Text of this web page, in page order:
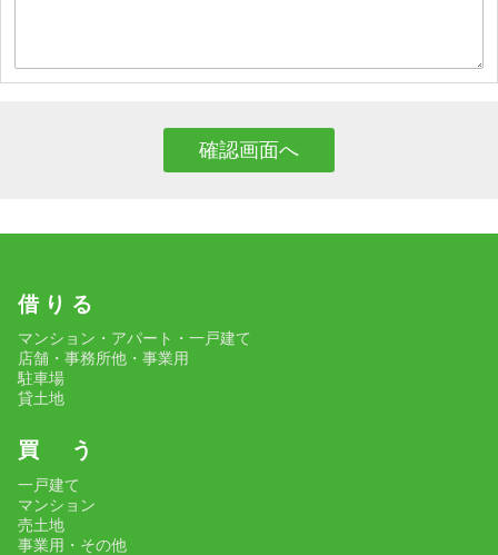
借 り る
マンション・アパート・一戸建て
店舗・事務所他・事業用
駐車場
貸土地
買 う
一戸建て
マンション
売土地
事業用・その他